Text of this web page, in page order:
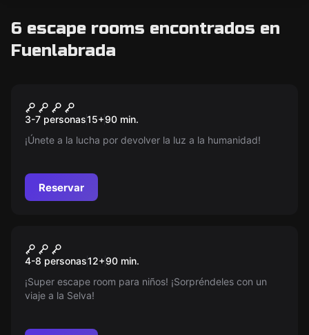
6 escape rooms encontrados en
Fuenlabrada
Nuevo
Descendientes de Sokar
3-7 personas15+90 min.
¡Únete a la lucha por devolver la luz a la humanidad!
Reservar
Nuevo
Cazaenigmas y El Tesoro de
Balamkú
4-8 personas12+90 min.
¡Super escape room para niños! ¡Sorpréndeles con un
viaje a la Selva!